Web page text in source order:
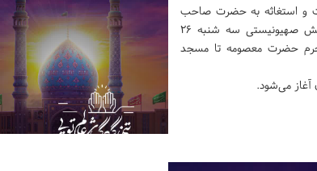
و استغاثه به حضرت صاحب
الزمان(عج) برای رهایی مردم غزه و نابودی رژیم کودک کش صهیونیستی سه شنبه ۲۶
مسیر حرم حضرت معصومه تا مسجد
می‌شود.